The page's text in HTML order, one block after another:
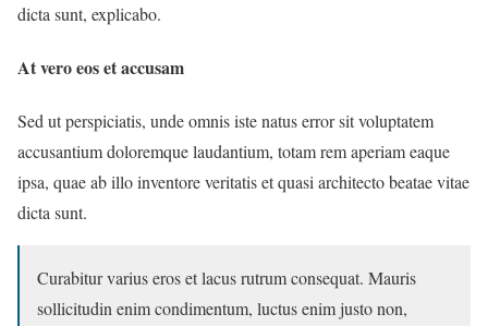
dicta sunt, explicabo.
At vero eos et accusam
Sed ut perspiciatis, unde omnis iste natus error sit voluptatem
accusantium doloremque laudantium, totam rem aperiam eaque
ipsa, quae ab illo inventore veritatis et quasi architecto beatae vitae
dicta sunt.
Curabitur varius eros et lacus rutrum consequat. Mauris
sollicitudin enim condimentum, luctus enim justo non,